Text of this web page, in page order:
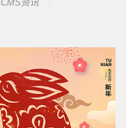
CMS资讯